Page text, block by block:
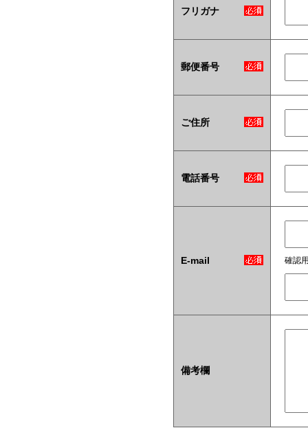
フリガナ
郵便番号
ご住所
電話番号
E-mail 確認
備考欄